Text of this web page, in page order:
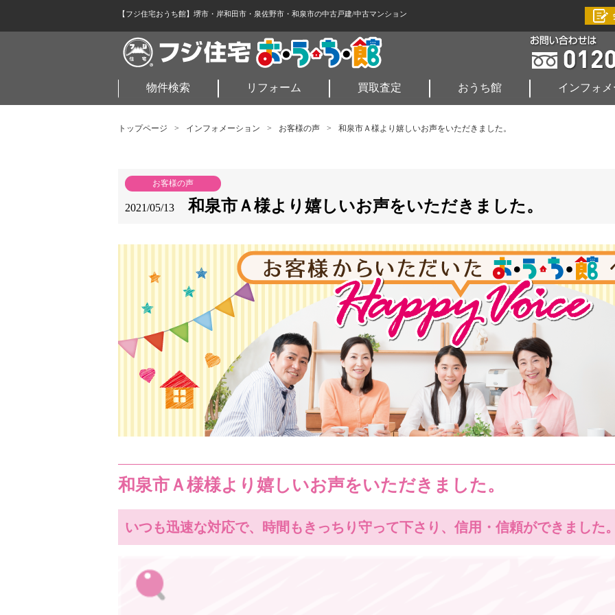
【フジ住宅おうち館】堺市・岸和田市・泉佐野市・和泉市の中古戸建/中古マンション
物件検索 リフォーム 買取査定 おうち館 インフォ
トップページ > インフォメーション > お客様の声 > 和泉市Ａ様より嬉しいお声をいただきました。
お客様の声
2021/05/13 和泉市Ａ様より嬉しいお声をいただきました。
和泉市Ａ様様より嬉しいお声をいただきました。
いつも迅速な対応で、時間もきっちり守って下さり、信用・信頼ができました